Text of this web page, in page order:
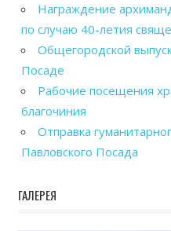
Награждение
по случаю 40-летия
Общегородской
Посаде
Рабочие посещения
благочиния
Отправка
Павловского Посада
ГАЛЕРЕЯ